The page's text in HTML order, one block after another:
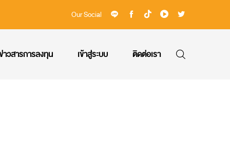
Our Social
าวสารการลงทุน เข้าสู่ระบบ ติดต่อเรา